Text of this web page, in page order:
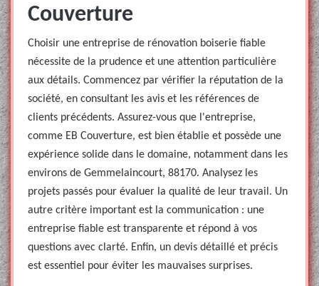
Couverture
Choisir une entreprise de rénovation boiserie fiable
nécessite de la prudence et une attention particulière
aux détails. Commencez par vérifier la réputation de la
société, en consultant les avis et les références de
clients précédents. Assurez-vous que l'entreprise,
comme EB Couverture, est bien établie et possède une
expérience solide dans le domaine, notamment dans les
environs de Gemmelaincourt, 88170. Analysez les
projets passés pour évaluer la qualité de leur travail. Un
autre critère important est la communication : une
entreprise fiable est transparente et répond à vos
questions avec clarté. Enfin, un devis détaillé et précis
est essentiel pour éviter les mauvaises surprises.